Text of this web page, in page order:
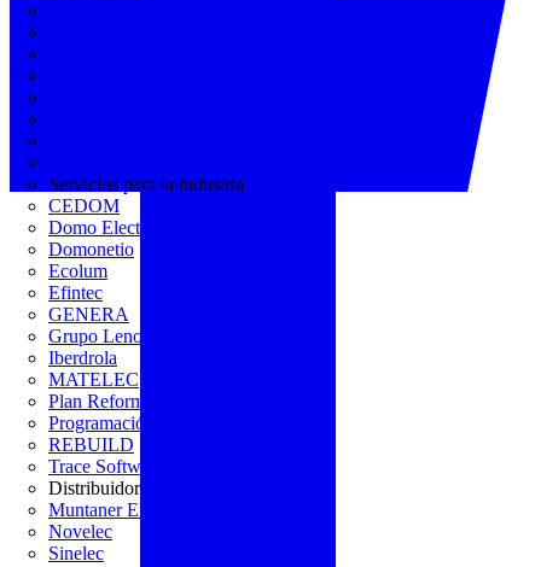
Servicios para la industria
CEDOM
Domo Electra
Domonetio
Ecolum
Efintec
GENERA
Grupo Lenor
Iberdrola
MATELEC
Plan Reforma
Programación Integral
REBUILD
Trace Software
Distribuidor
Muntaner Electro
Novelec
Sinelec